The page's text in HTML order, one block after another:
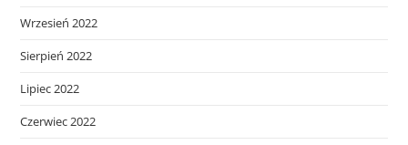
Wrzesień 2022
Sierpień 2022
Lipiec 2022
Czerwiec 2022